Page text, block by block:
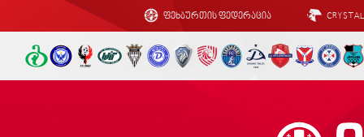
ფეხბურთის ფედერაცია